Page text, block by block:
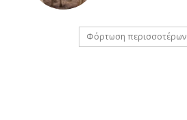
Φόρτωση περισσοτέρων